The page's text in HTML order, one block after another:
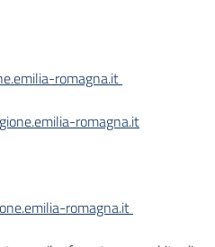
romagna.it
romagna.it
romagna.it